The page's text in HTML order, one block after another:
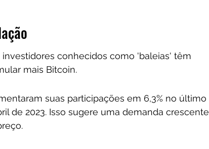
conhecidos como 'baleias' têm
mais Bitcoin.
suas participações em 6,3% no último
de 2023. Isso sugere uma demanda crescente